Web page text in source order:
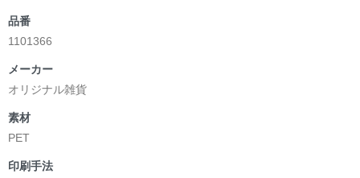
品番
1101366
メーカー
オリジナル雑貨
素材
PET
印刷手法